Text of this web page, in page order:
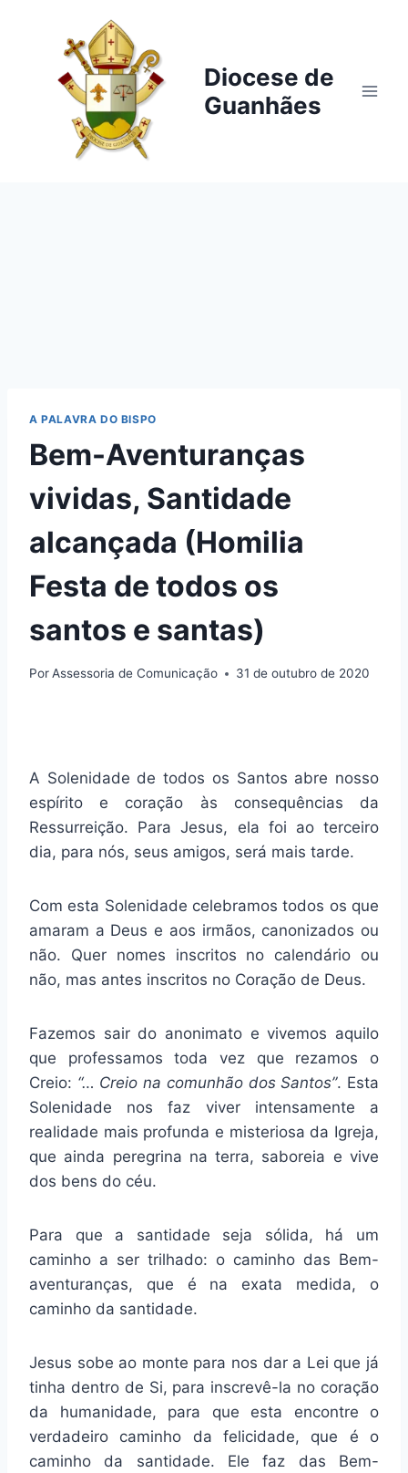
Conteúdo
Diocese de
Guanhães
A PALAVRA DO BISPO
Bem-Aventuranças
vividas, Santidade
alcançada (Homilia
Festa de todos os
santos e santas)
PorAssessoria de Comunicação 31 de outubro de 2020
A Solenidade de todos os Santos abre nosso
espírito e coração às consequências da
Ressurreição. Para Jesus, ela foi ao terceiro
dia, para nós, seus amigos, será mais tarde.
Com esta Solenidade celebramos todos os que
amaram a Deus e aos irmãos, canonizados ou
não. Quer nomes inscritos no calendário ou
não, mas antes inscritos no Coração de Deus.
Fazemos sair do anonimato e vivemos aquilo
que professamos toda vez que rezamos o
Creio: “… Creio na comunhão dos Santos”. Esta
Solenidade nos faz viver intensamente a
realidade mais profunda e misteriosa da Igreja,
que ainda peregrina na terra, saboreia e vive
dos bens do céu.
Para que a santidade seja sólida, há um
caminho a ser trilhado: o caminho das Bem-
aventuranças, que é na exata medida, o
caminho da santidade.
Jesus sobe ao monte para nos dar a Lei que já
tinha dentro de Si, para inscrevê-la no coração
da humanidade, para que esta encontre o
verdadeiro caminho da felicidade, que é o
caminho da santidade. Ele faz das Bem-